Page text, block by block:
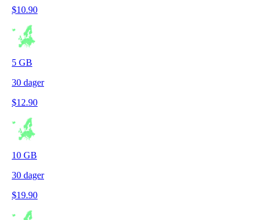
$10.90
5 GB
30 dager
$12.90
10 GB
30 dager
$19.90